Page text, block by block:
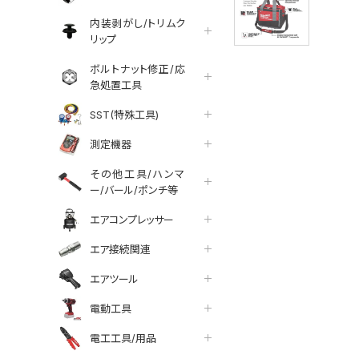
内装剥がし/トリムク
リップ
ボルトナット修正/応
急処置工具
SST(特殊工具)
測定機器
その他工具/ハンマ
ー/バール/ポンチ等
エアコンプレッサー
エア接続関連
エアツール
電動工具
電工工具/用品